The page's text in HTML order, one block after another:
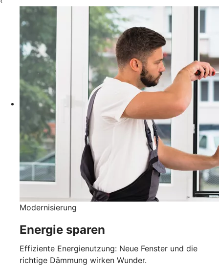
Modernisierung
Energie sparen
Effiziente Energienutzung: Neue Fenster und die
richtige Dämmung wirken Wunder.